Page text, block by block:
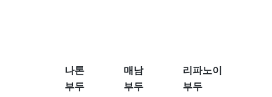
나톤
부두
매남
부두
리파노이
부두